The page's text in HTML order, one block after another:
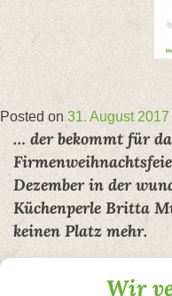
Wir
Skip
content
Posted on 31. August 2017
… der bekommt für
Dezember in der
Küchenperle Britta
keinen Platz mehr.
haben, dürfen sich auf